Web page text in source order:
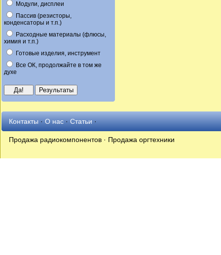
Модули, дисплеи
Пассив (резисторы,
конденсаторы и т.п.)
Расходные материалы (флюсы,
химия и т.п.)
Готовые изделия, инструмент
Все ОК, продолжайте в том же
духе
Контакты·О нас·Статьи·
Продажа радиокомпонентов · Продажа оргтехники